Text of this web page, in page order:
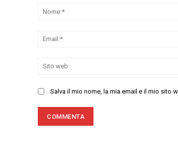
Salva il mio nome, la mia email e il mio sito